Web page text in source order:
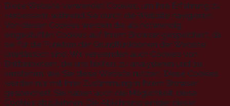
Diese Website verwendet Cookies, um Ihre Erfahrung zu
verbessern, während Sie durch die Website navigieren.
Von diesen Cookies werden die als notwendig
eingestuften Cookies auf Ihrem Browser gespeichert, da
sie für die Funktion der Grundfunktionen der Website
unerlässlich sind. Wir verwenden auch Cookies von
Drittanbietern, die uns helfen, zu analysieren und zu
verstehen, wie Sie diese Website nutzen. Diese Cookies
werden nur mit Ihrer Zustimmung in Ihrem Browser
gespeichert. Sie haben auch die Möglichkeit, diese
Cookies abzulehnen. Die Ablehnung einiger dieser